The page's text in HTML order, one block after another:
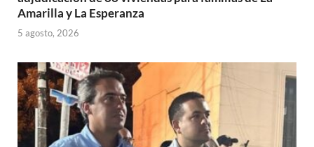
Amarilla y La Esperanza
5 agosto, 2026